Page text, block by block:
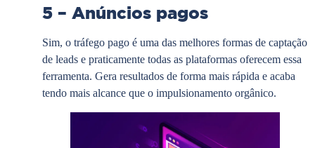
5 – Anúncios pagos
Sim, o tráfego pago é uma das melhores formas de captação
de leads e praticamente todas as plataformas oferecem essa
ferramenta. Gera resultados de forma mais rápida e acaba
tendo mais alcance que o impulsionamento orgânico.